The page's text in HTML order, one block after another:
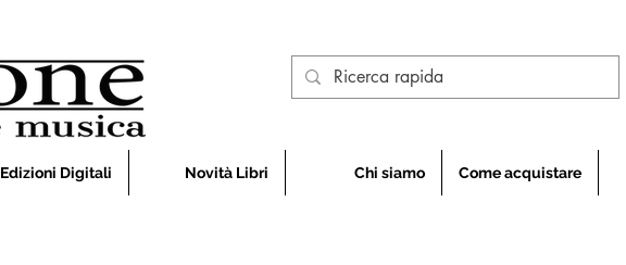
Edizioni Digitali Novità Libri Chi siamo Come acquistare